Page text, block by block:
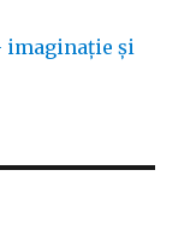
imaginație și